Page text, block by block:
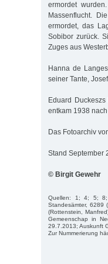
ermordet
Massenflucht.
ermordet, das
Sobibor zurück.
Zuges aus
Hanna de
seiner Tante,
Eduard
entkam 1938
Das Fotoarchiv
Stand September
© Birgit Gewehr
Quellen: 1; 4; 5; 8;
Standesämter, 6289
(Rottenstein,
Gemeenschap in
29.7.2013; Auskunft
Zur Nummerierung